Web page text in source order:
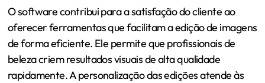
O software contribui para a satisfação do cliente ao
oferecer ferramentas que facilitam a edição de imagens
de forma eficiente. Ele permite que profissionais de
beleza criem resultados visuais de alta qualidade
rapidamente. A personalização das edições atende às